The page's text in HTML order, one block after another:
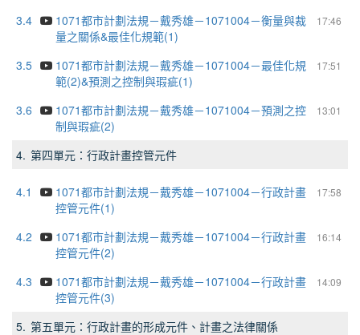
3.4
17:46
1071都市計劃法規－戴秀雄－1071004－衡量與裁
量之關係&最佳化規範(1)
3.5
17:51
1071都市計劃法規－戴秀雄－1071004－最佳化規
範(2)&預測之控制與瑕疵(1)
3.6
13:01
1071都市計劃法規－戴秀雄－1071004－預測之控
制與瑕疵(2)
4. 第四單元：行政計畫控管元件
4.1 17:58
1071都市計劃法規－戴秀雄－1071004－行政計畫
控管元件(1)
4.2
16:14
1071都市計劃法規－戴秀雄－1071004－行政計畫
控管元件(2)
4.3
14:09
1071都市計劃法規－戴秀雄－1071004－行政計畫
控管元件(3)
5. 第五單元：行政計畫的形成元件、計畫之法律關係